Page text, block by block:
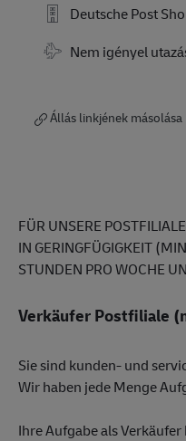
Deutsche Post
Travel Required
Nem igényel
Állás linkjének másolása
FÜR UNSERE
IN GERINGFÜGIGKEIT
STUNDEN PRO WOCHE
Verkäufer Postfiliale
Sie sind kunden- und
Wir haben jede Menge
Ihre Aufgabe als Verkäufer